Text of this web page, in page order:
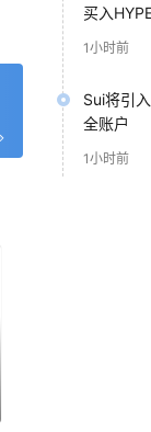
买入
1小时前
Sui将引
全账户
1小时前